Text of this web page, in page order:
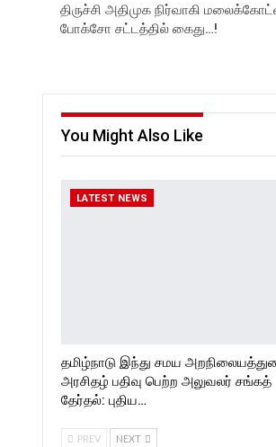
திருச்சி அதிமுக நிர்வாகி
போக்சோ சட்டத்தில் கைது…!
You Might Also Like
LATEST NEWS
தமிழ்நாடு இந்து சமய
அரசிதழ் பதிவு பெற்ற அலுவலர் சங்கத்
தேர்தல்: புதிய…
PREV NEXT